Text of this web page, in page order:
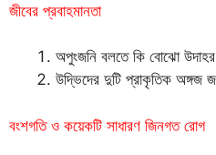
জীবের প্রবাহমানতা
অপুংজনি বলতে কি বোঝো
উদ্ভিদের দুটি প্রাকৃতিক
বংশগতি ও কয়েকটি সাধারণ জিনগত রোগ